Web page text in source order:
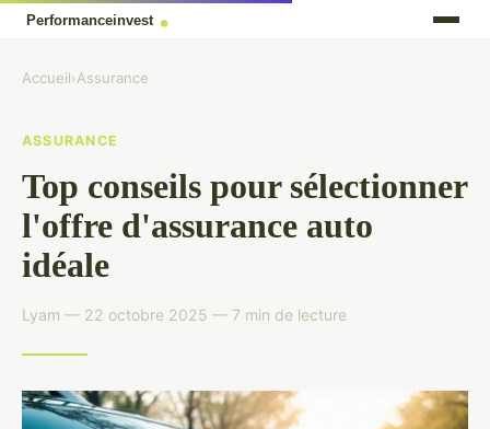
Accueil›Assurance
ASSURANCE
Top conseils pour sélectionner
l'offre d'assurance auto
idéale
Lyam — 22 octobre 2025 — 7 min de lecture